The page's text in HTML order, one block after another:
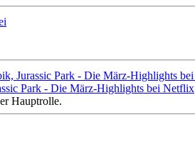
Park - Die März-Highlights bei Netflix
Hauptrolle.